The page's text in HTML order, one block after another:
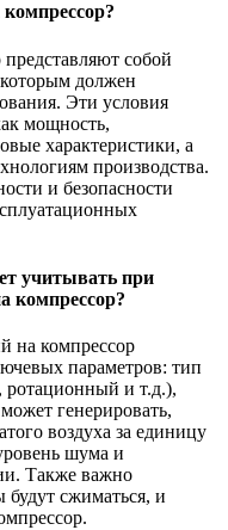
собой
должен
Эти условия
мощность,
характеристики, а
производства.
и безопасности
учитывать при
компрессор?
на компрессор
параметров: тип
ротационный и т.д.),
генерировать,
воздуха за единицу
шума и
Также важно
будут сжиматься, и